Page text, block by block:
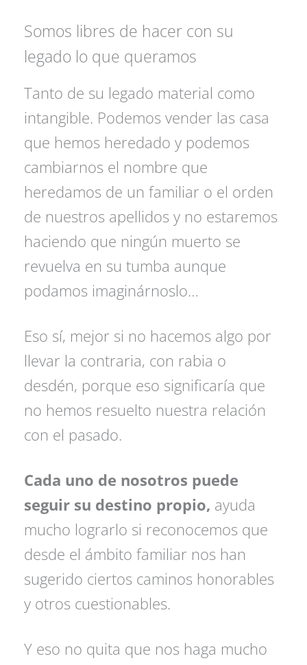
Somos libres de hacer con su
legado lo que queramos
Tanto de su legado material como
intangible. Podemos vender las casa
que hemos heredado y podemos
cambiarnos el nombre que
heredamos de un familiar o el orden
de nuestros apellidos y no estaremos
haciendo que ningún muerto se
revuelva en su tumba aunque
podamos imaginárnoslo…
Eso sí, mejor si no hacemos algo por
llevar la contraria, con rabia o
desdén, porque eso significaría que
no hemos resuelto nuestra relación
con el pasado.
Cada uno de nosotros puede
seguir su destino propio, ayuda
mucho lograrlo si reconocemos que
desde el ámbito familiar nos han
sugerido ciertos caminos honorables
y otros cuestionables.
Y eso no quita que nos haga mucho